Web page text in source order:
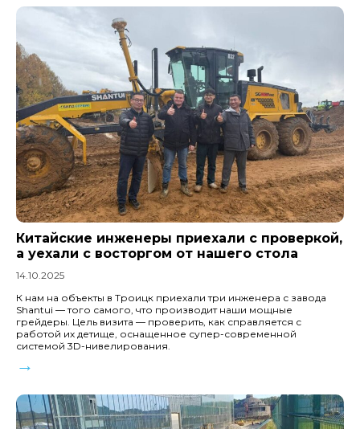
Китайские инженеры приехали с проверкой,
а уехали с восторгом от нашего стола
14.10.2025
К нам на объекты в Троицк приехали три инженера с завода
Shantui — того самого, что производит наши мощные
грейдеры. Цель визита — проверить, как справляется с
работой их детище, оснащенное супер-современной
системой 3D-нивелирования.
→